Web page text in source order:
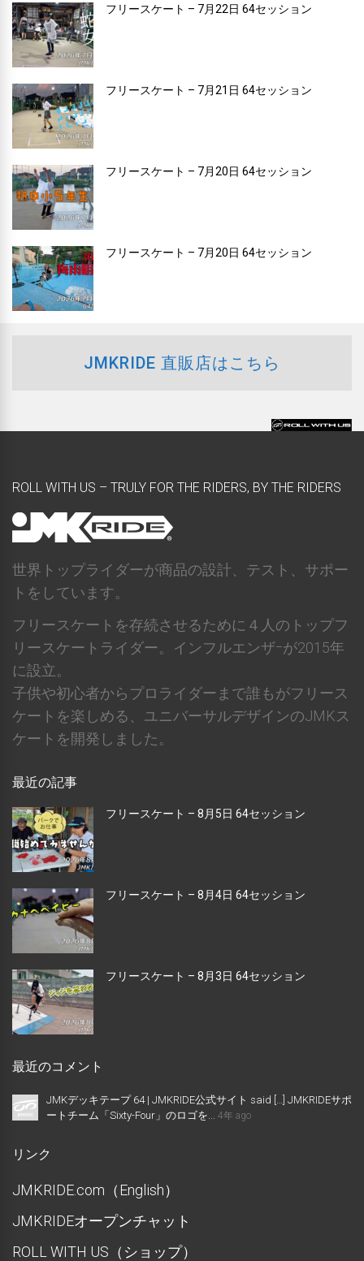
フリースケート – 7月22日 64セッション
フリースケート – 7月21日 64セッション
フリースケート – 7月20日 64セッション
フリースケート – 7月20日 64セッション
JMKRIDE 直販店はこちら
ROLL WITH US – TRULY FOR THE RIDERS, BY THE RIDERS
世界トップライダーが商品の設計、テスト、サポー
トをしています。
フリースケートを存続させるために４人のトップフ
リースケートライダー。インフルエンザｰが2015年
に設立。
子供や初心者からプロライダーまで誰もがフリース
ケートを楽しめる、ユニバーサルデザインのJMKス
ケートを開発しました。
最近の記事
フリースケート – 8月5日 64セッション
フリースケート – 8月4日 64セッション
フリースケート – 8月3日 64セッション
最近のコメント
JMKデッキテープ 64 | JMKRIDE公式サイト said […] JMKRIDEサポ
ートチーム「Sixty-Four」のロゴを... 4年 ago
リンク
JMKRIDE.com（English）
JMKRIDEオープンチャット
ROLL WITH US（ショップ）